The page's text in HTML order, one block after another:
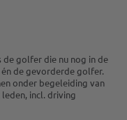
golfer die nu nog in de
de gevorderde golfer.
onder begeleiding van
incl. driving